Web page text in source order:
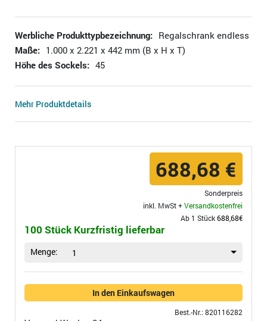
Werbliche Produkttypbezeichnung: Regalschrank endless
Maße: 1.000 x 2.221 x 442 mm (B x H x T)
Höhe des Sockels: 45
Mehr Produktdetails
688,68 €
Sonderpreis
inkl. MwSt +Versandkostenfrei
Ab 1 Stück688,68€
100 Stück Kurzfristig lieferbar
Menge: 1
In den Einkaufswagen
Best.-Nr.: 820116282